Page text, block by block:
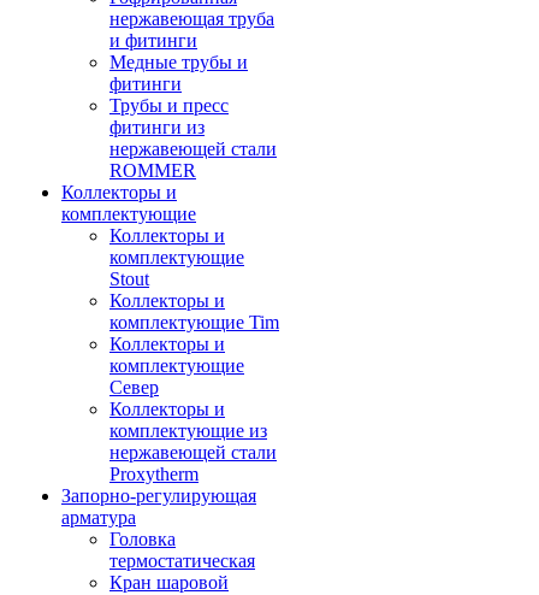
нержавеющая труба
и фитинги
Медные трубы и
фитинги
Трубы и пресс
фитинги из
нержавеющей стали
ROMMER
Коллекторы и
комплектующие
Коллекторы и
комплектующие
Stout
Коллекторы и
комплектующие Tim
Коллекторы и
комплектующие
Север
Коллекторы и
комплектующие из
нержавеющей стали
Proxytherm
Запорно-регулирующая
арматура
Головка
термостатическая
Кран шаровой